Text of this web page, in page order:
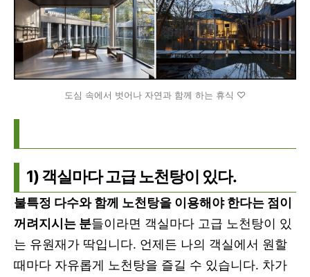
도심 속에서 벗어나 자연과 함께 하는 휴식 ♡
1) 객실마다 고급 노천탕이 있다.
불특정 다수와 함께 노천탕을 이용해야 한다는 점이
꺼려지시는 분들이라면 객실마다 고급 노천탕이 있
는 유원재가 딱입니다. 언제든 나의 객실에서 원할
때마다 자유롭게 노천탕을 즐길 수 있습니다. 차가